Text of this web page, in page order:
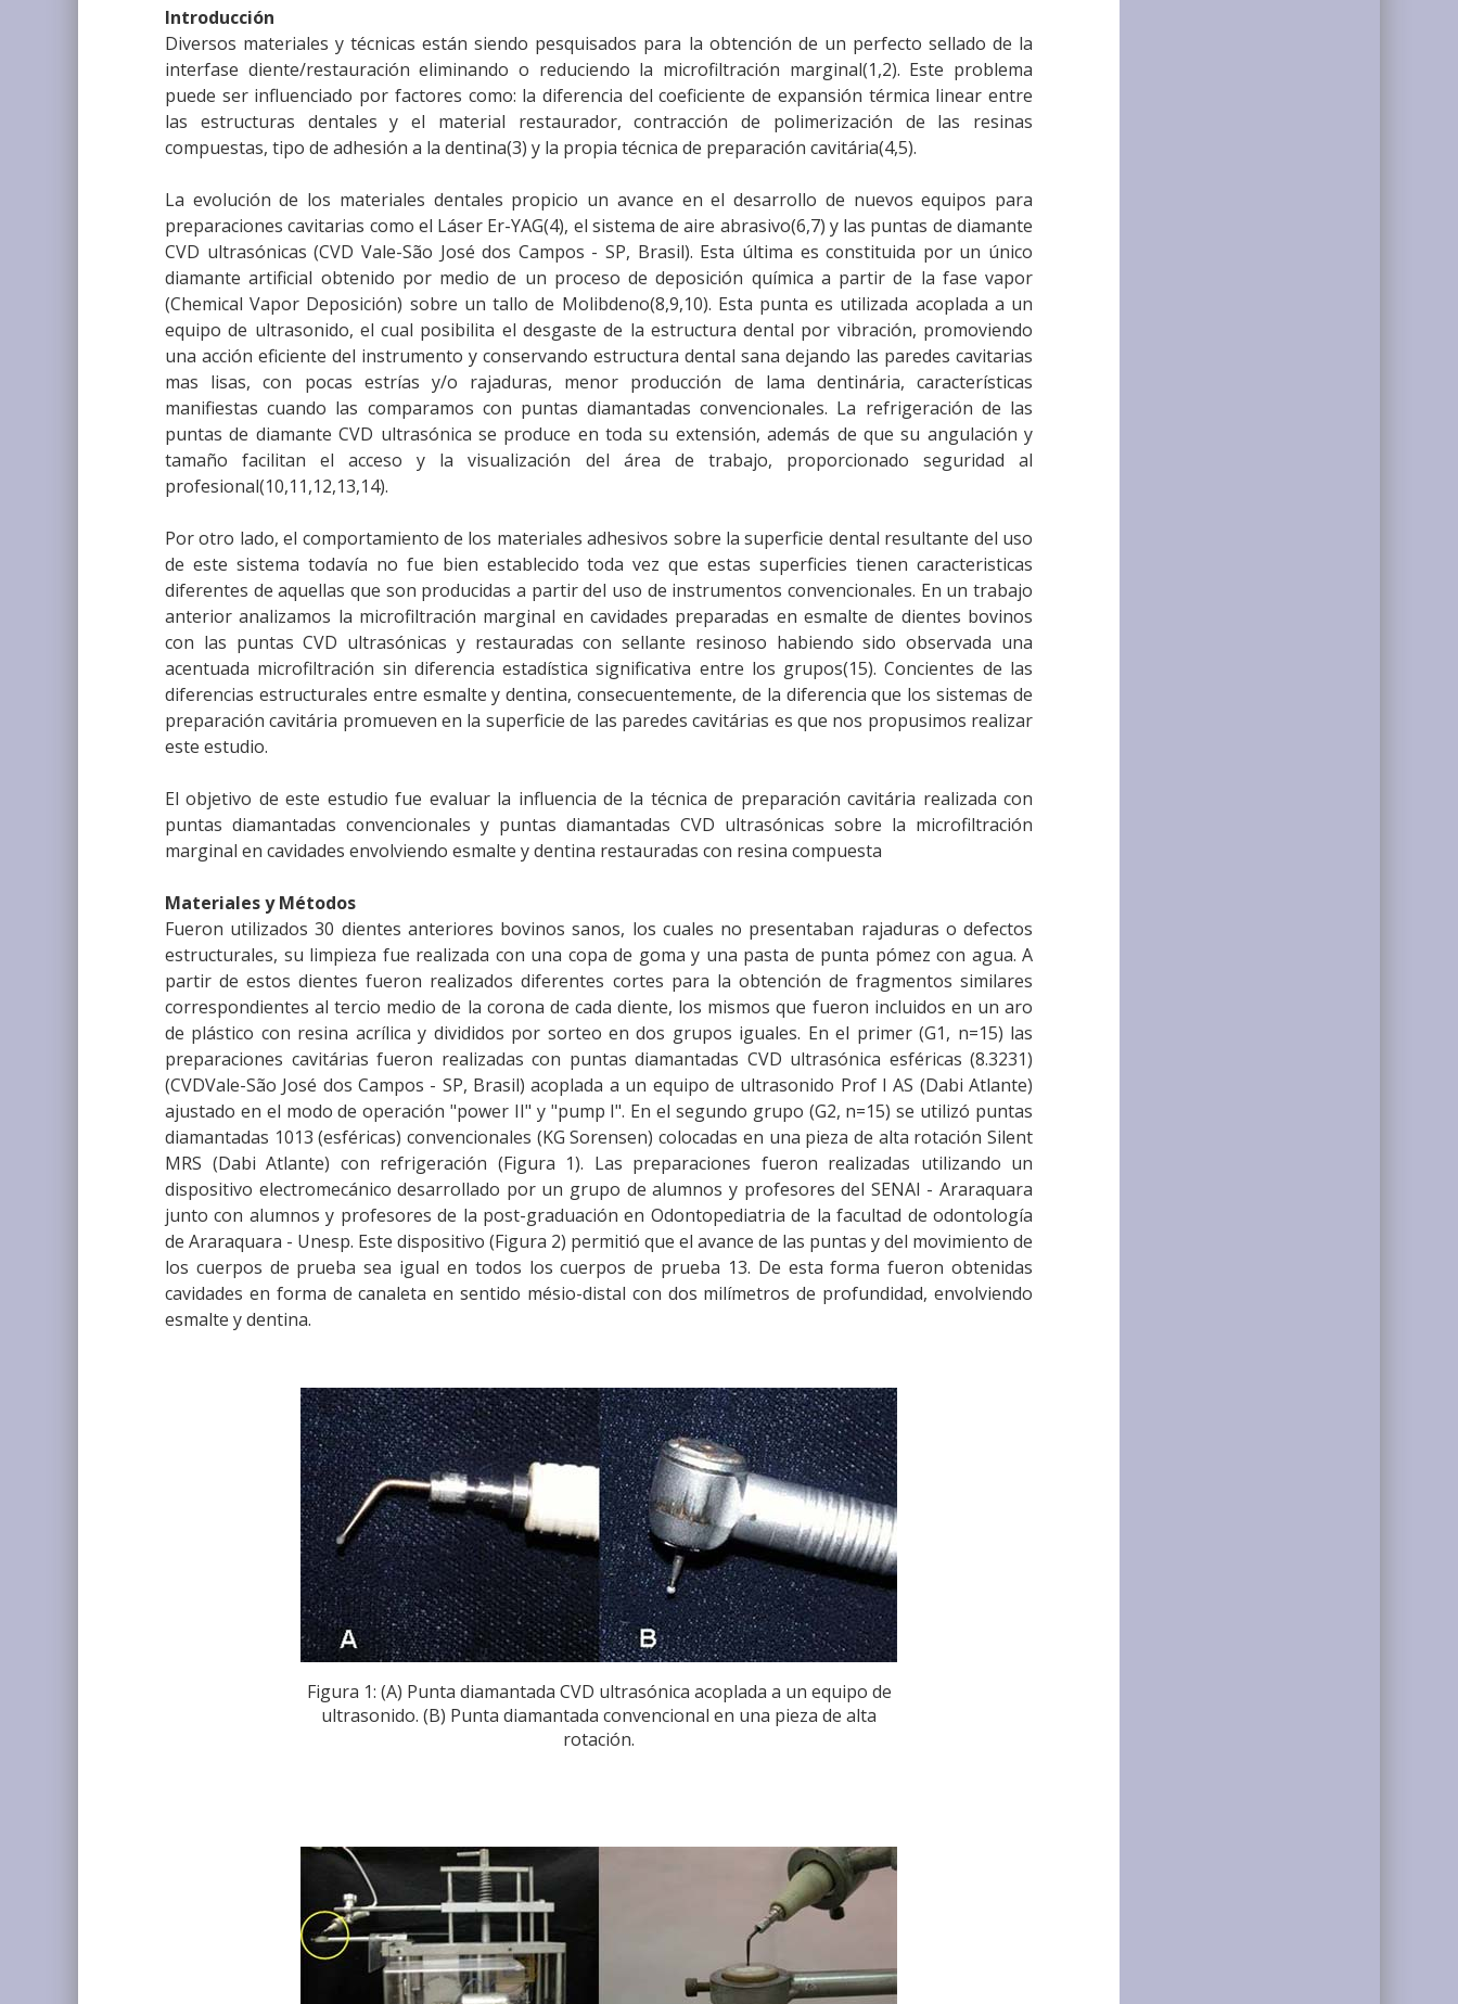
Introducción
Diversos materiales y técnicas están siendo pesquisados para la obtención de un perfecto sellado de la
interfase diente/restauración eliminando o reduciendo la microfiltración marginal(1,2). Este problema
puede ser influenciado por factores como: la diferencia del coeficiente de expansión térmica linear entre
las estructuras dentales y el material restaurador, contracción de polimerización de las resinas
compuestas, tipo de adhesión a la dentina(3) y la propia técnica de preparación cavitária(4,5).
La evolución de los materiales dentales propicio un avance en el desarrollo de nuevos equipos para
preparaciones cavitarias como el Láser Er-YAG(4), el sistema de aire abrasivo(6,7) y las puntas de diamante
CVD ultrasónicas (CVD Vale-São José dos Campos - SP, Brasil). Esta última es constituida por un único
diamante artificial obtenido por medio de un proceso de deposición química a partir de la fase vapor
(Chemical Vapor Deposición) sobre un tallo de Molibdeno(8,9,10). Esta punta es utilizada acoplada a un
equipo de ultrasonido, el cual posibilita el desgaste de la estructura dental por vibración, promoviendo
una acción eficiente del instrumento y conservando estructura dental sana dejando las paredes cavitarias
mas lisas, con pocas estrías y/o rajaduras, menor producción de lama dentinária, características
manifiestas cuando las comparamos con puntas diamantadas convencionales. La refrigeración de las
puntas de diamante CVD ultrasónica se produce en toda su extensión, además de que su angulación y
tamaño facilitan el acceso y la visualización del área de trabajo, proporcionado seguridad al
profesional(10,11,12,13,14).
Por otro lado, el comportamiento de los materiales adhesivos sobre la superficie dental resultante del uso
de este sistema todavía no fue bien establecido toda vez que estas superficies tienen caracteristicas
diferentes de aquellas que son producidas a partir del uso de instrumentos convencionales. En un trabajo
anterior analizamos la microfiltración marginal en cavidades preparadas en esmalte de dientes bovinos
con las puntas CVD ultrasónicas y restauradas con sellante resinoso habiendo sido observada una
acentuada microfiltración sin diferencia estadística significativa entre los grupos(15). Concientes de las
diferencias estructurales entre esmalte y dentina, consecuentemente, de la diferencia que los sistemas de
preparación cavitária promueven en la superficie de las paredes cavitárias es que nos propusimos realizar
este estudio.
El objetivo de este estudio fue evaluar la influencia de la técnica de preparación cavitária realizada con
puntas diamantadas convencionales y puntas diamantadas CVD ultrasónicas sobre la microfiltración
marginal en cavidades envolviendo esmalte y dentina restauradas con resina compuesta
Materiales y Métodos
Fueron utilizados 30 dientes anteriores bovinos sanos, los cuales no presentaban rajaduras o defectos
estructurales, su limpieza fue realizada con una copa de goma y una pasta de punta pómez con agua. A
partir de estos dientes fueron realizados diferentes cortes para la obtención de fragmentos similares
correspondientes al tercio medio de la corona de cada diente, los mismos que fueron incluidos en un aro
de plástico con resina acrílica y divididos por sorteo en dos grupos iguales. En el primer (G1, n=15) las
preparaciones cavitárias fueron realizadas con puntas diamantadas CVD ultrasónica esféricas (8.3231)
(CVDVale-São José dos Campos - SP, Brasil) acoplada a un equipo de ultrasonido Prof I AS (Dabi Atlante)
ajustado en el modo de operación "power II" y "pump I". En el segundo grupo (G2, n=15) se utilizó puntas
diamantadas 1013 (esféricas) convencionales (KG Sorensen) colocadas en una pieza de alta rotación Silent
MRS (Dabi Atlante) con refrigeración (Figura 1). Las preparaciones fueron realizadas utilizando un
dispositivo electromecánico desarrollado por un grupo de alumnos y profesores del SENAI - Araraquara
junto con alumnos y profesores de la post-graduación en Odontopediatria de la facultad de odontología
de Araraquara - Unesp. Este dispositivo (Figura 2) permitió que el avance de las puntas y del movimiento de
los cuerpos de prueba sea igual en todos los cuerpos de prueba 13. De esta forma fueron obtenidas
cavidades en forma de canaleta en sentido mésio-distal con dos milímetros de profundidad, envolviendo
esmalte y dentina.
Figura 1: (A) Punta diamantada CVD ultrasónica acoplada a un equipo de
ultrasonido. (B) Punta diamantada convencional en una pieza de alta
rotación.